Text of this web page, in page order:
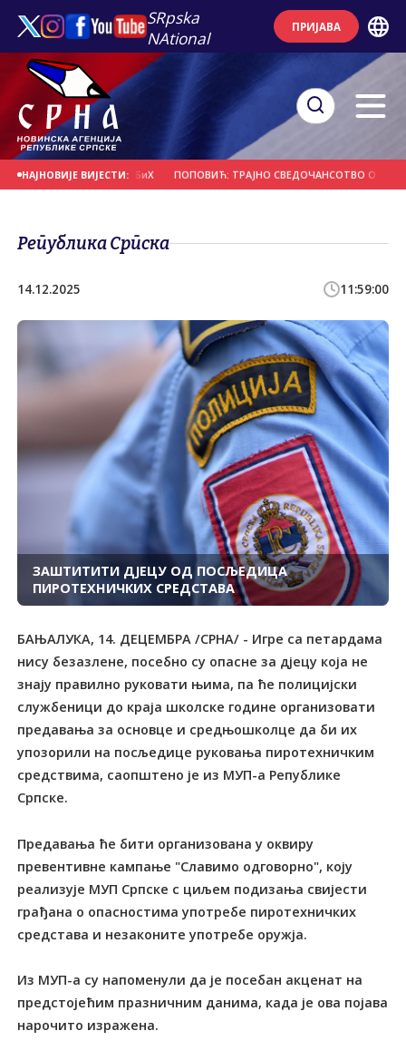
SRpska
NAtional
ПРИЈАВА
НАЈНОВИЈЕ ВИЈЕСТИ:
НЕ ДА УРЕЂУЈЕ БиХ ПОПОВИЋ: ТРАЈНО СВЕДОЧАНСОТВО О СНАЗИ
Република Српска
14.12.2025 11:59:00
ЗАШТИТИТИ ДЈЕЦУ ОД ПОСЉЕДИЦА
ПИРОТЕХНИЧКИХ СРЕДСТАВА
БАЊАЛУКА, 14. ДЕЦЕМБРА /СРНА/ - Игре са петардама
нису безазлене, посебно су опасне за дјецу која не
знају правилно руковати њима, па ће полицијски
службеници до краја школске године организовати
предавања за основце и средњошколце да би их
упозорили на посљедице руковања пиротехничким
средствима, саопштено је из МУП-а Републике
Српске.
Предавања ће бити организована у оквиру
превентивне кампање "Славимо одговорно", коју
реализује МУП Српске с циљем подизања свијести
грађана о опасностима употребе пиротехничких
средстава и незаконите употребе оружја.
Из МУП-а су напоменули да је посебан акценат на
предстојећим празничним данима, када је ова појава
нарочито изражена.